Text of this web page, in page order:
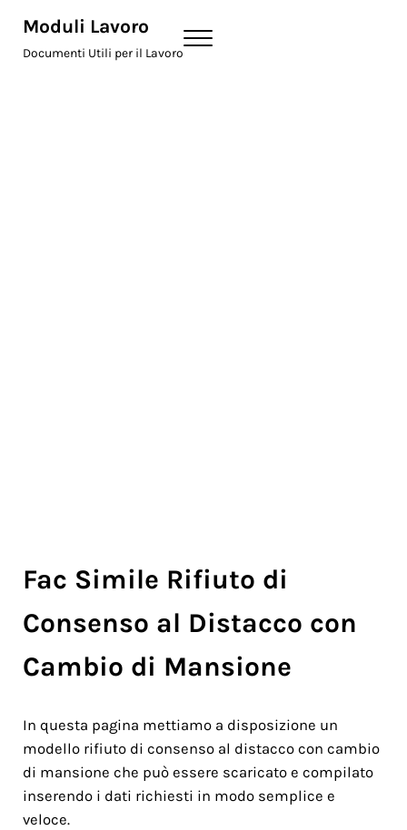
Moduli Lavoro
Documenti Utili per il Lavoro
Menu
Fac Simile Rifiuto di
Consenso al Distacco con
Cambio di Mansione
In questa pagina mettiamo a disposizione un
modello rifiuto di consenso al distacco con cambio
di mansione che può essere scaricato e compilato
inserendo i dati richiesti in modo semplice e
veloce.